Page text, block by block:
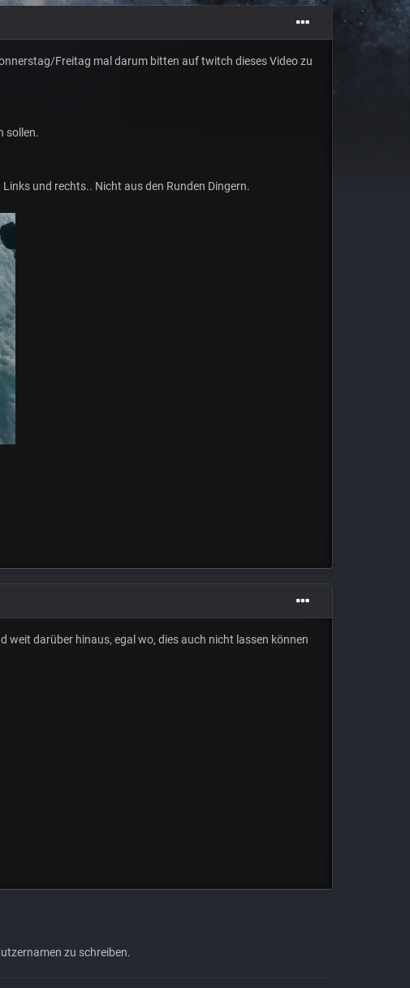
Freitag mal darum bitten auf twitch dieses Video zu
sollen.
und rechts.. Nicht aus den Runden Dingern.
weit darüber hinaus, egal wo, dies auch nicht lassen können
zu schreiben.